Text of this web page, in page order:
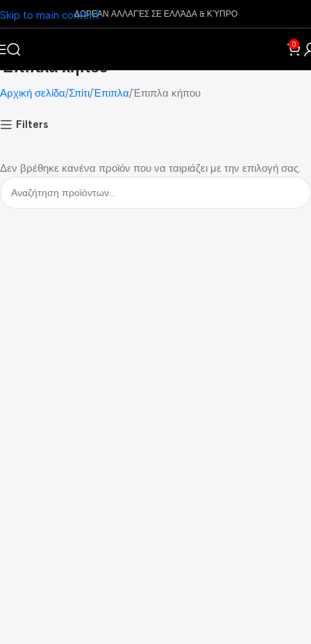
Skip to main contentΔΩΡΕΆΝ ΑΛΛΑΓΈΣ ΣΕ ΕΛΛΆΔΑ & ΚΎΠΡΟ
0
Έπιπλα κήπου
Αρχική σελίδα Σπίτι Έπιπλα Έπιπλα κήπου
Filters
Δεν βρέθηκε κανένα προϊόν που να ταιριάζει με την επιλογή σας.